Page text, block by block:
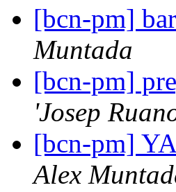
[bcn-pm]
Muntada
[bcn-pm]
'Josep
[bcn-pm]
Alex